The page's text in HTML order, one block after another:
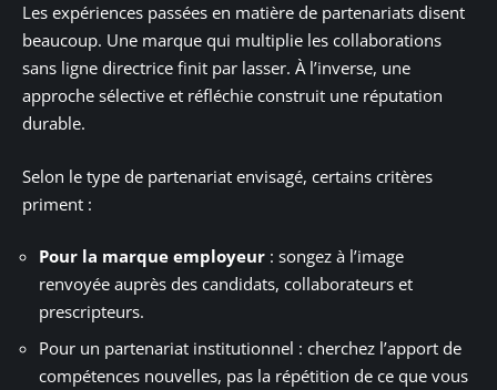
Les expériences passées en matière de partenariats disent
beaucoup. Une marque qui multiplie les collaborations
sans ligne directrice finit par lasser. À l’inverse, une
approche sélective et réfléchie construit une réputation
durable.
Selon le type de partenariat envisagé, certains critères
priment :
Pour la marque employeur : songez à l’image
renvoyée auprès des candidats, collaborateurs et
prescripteurs.
Pour un partenariat institutionnel : cherchez l’apport de
compétences nouvelles, pas la répétition de ce que vous